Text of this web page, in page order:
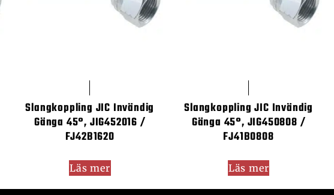
Slangkoppling JIC Invändig
Gänga 45°, JIG452016 /
FJ42B1620
Läs mer
Slangkoppling JIC Invändig
Gänga 45°, JIG450808 /
FJ41B0808
Läs mer